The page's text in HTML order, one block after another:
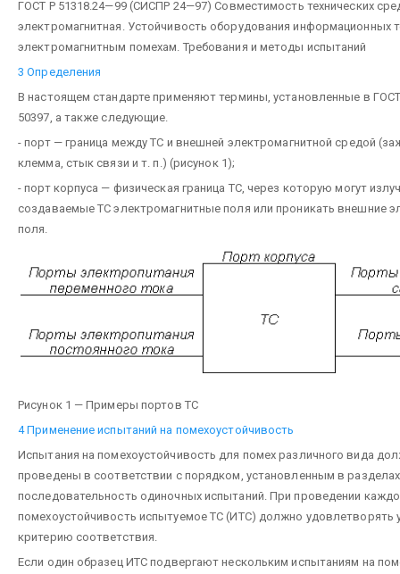
ГОСТ Р 51318.24—99 (СИСПР 24—97) Совместимость технических
электромагнитная. Устойчивость оборудования информационных
электромагнитным помехам. Требования и методы испытаний
3 Определения
В настоящем стандарте применяют термины, установленные в
50397, а также следующие.
- порт — граница между ТС и внешней электромагнитной средой
клемма, стык связи и т. п.) (рисунок 1);
- порт корпуса — физическая граница ТС, через которую могут
создаваемые ТС электромагнитные поля или проникать внешние
поля.
Рисунок 1 — Примеры портов ТС
4 Применение испытаний на помехоустойчивость
Испытания на помехоустойчивость для помех различного вида
проведены в соответствии с порядком, установленным в
последовательность одиночных испытаний. При проведении
помехоустойчивость испытуемое ТС (ИТС) должно удовлетворять
критерию соответствия.
Если один образец ИТС подвергают нескольким испытаниям на